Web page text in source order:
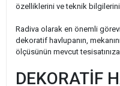
özelliklerini ve teknik
Radiva olarak en önemli
dekoratif havlupanın,
ölçüsünün mevcut
DEKORATİF